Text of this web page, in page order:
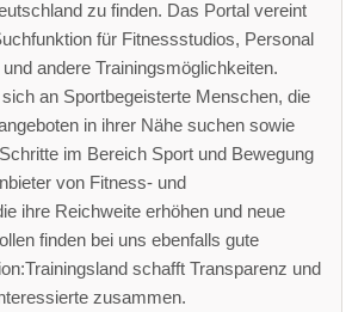
zu finden. Das Portal vereint
für Fitnessstudios, Personal
andere Trainingsmöglichkeiten.
an Sportbegeisterte Menschen, die
in ihrer Nähe suchen sowie
im Bereich Sport und Bewegung
von Fitness- und
ihre Reichweite erhöhen und neue
finden bei uns ebenfalls gute
schafft Transparenz und
zusammen.